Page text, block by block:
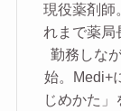
現役薬剤師
れまで薬局
勤務しな
始。Medi+
じめかた」